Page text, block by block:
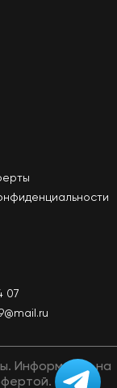
07
Информация на